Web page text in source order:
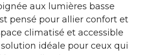
aux lumières basse
pensé pour allier confort et
climatisé et accessible
idéale pour ceux qui